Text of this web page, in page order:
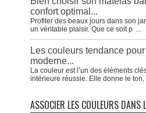
confort optimal...
Profiter des beaux jours dans son
un véritable plaisir. Que ce soit p ...
Les couleurs tendance
moderne...
La couleur est l’un des éléments
intérieure réussie. Elle donne le ton,
ASSOCIER LES COULEURS DANS